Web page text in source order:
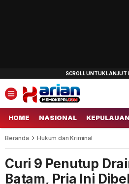
HOME NASIONAL
Beranda Hukum dan Kriminal
Curi 9 Penutup
Batam, Pria Ini